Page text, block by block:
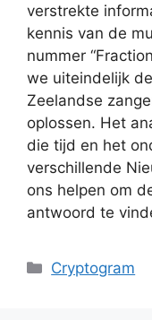
verstrekte
kennis van de
nummer
we uiteindelijk
Zeelandse
oplossen. Het
die tijd en het
verschillende
ons helpen om
antwoord te
Categories
Cryptogram